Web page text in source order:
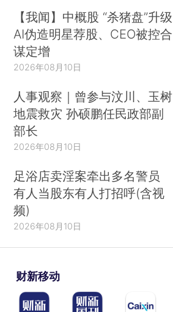
【我闻】中概股 “杀猪盘”升级
AI伪造明星荐股、CEO被控合
谋定增
2026年08月10日
人事观察｜曾参与汶川、玉树
地震救灾 孙硕鹏任民政部副
部长
2026年08月10日
足浴店卖淫案牵出多名警员
有人当股东有人打招呼(含视
频)
2026年08月10日
财新移动